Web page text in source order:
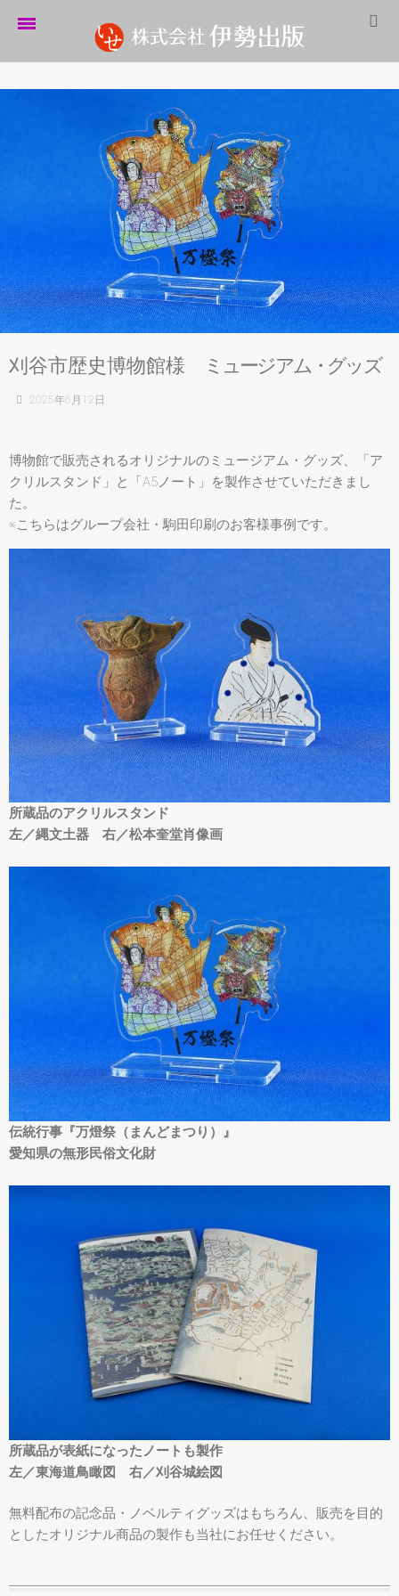
パートナーシップ
お問い合わせ
サイトマップ
刈谷市歴史博物館様 ミ ュ ージアム・ グッ ズ
2025年6月12日
博物館で販売されるオリジナルのミュージアム・グッズ、「ア
クリルスタンド」と「A5ノート」を製作させていただきまし
た。
※こちらはグループ会社・駒田印刷のお客様事例です。
所蔵品のアクリルスタンド
左／縄文土器 右／松本奎堂肖像画
伝統行事『万燈祭（まんどまつり）』
愛知県の無形民俗文化財
所蔵品が表紙になったノートも製作
左／東海道鳥瞰図 右／刈谷城絵図
無料配布の記念品・ノベルティグッズはもちろん、販売を目的
としたオリジナル商品の製作も当社にお任せください。